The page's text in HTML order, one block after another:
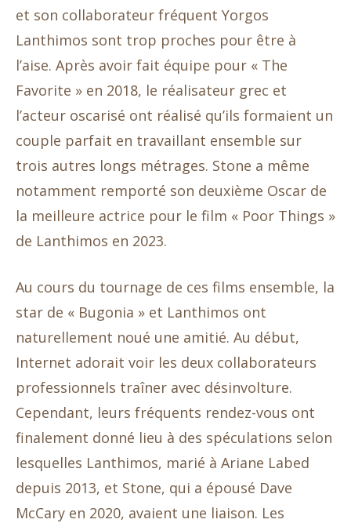
et son collaborateur fréquent Yorgos
Lanthimos sont trop proches pour être à
l’aise. Après avoir fait équipe pour « The
Favorite » en 2018, le réalisateur grec et
l’acteur oscarisé ont réalisé qu’ils formaient un
couple parfait en travaillant ensemble sur
trois autres longs métrages. Stone a même
notamment remporté son deuxième Oscar de
la meilleure actrice pour le film « Poor Things »
de Lanthimos en 2023.
Au cours du tournage de ces films ensemble, la
star de « Bugonia » et Lanthimos ont
naturellement noué une amitié. Au début,
Internet adorait voir les deux collaborateurs
professionnels traîner avec désinvolture.
Cependant, leurs fréquents rendez-vous ont
finalement donné lieu à des spéculations selon
lesquelles Lanthimos, marié à Ariane Labed
depuis 2013, et Stone, qui a épousé Dave
McCary en 2020, avaient une liaison. Les